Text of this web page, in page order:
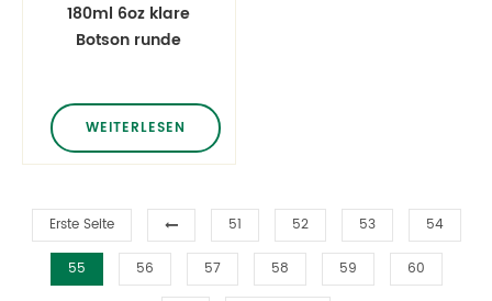
180ml 6oz klare
Botson runde
WEITERLESEN
Erste Seite 51 52 53 54
55 56 57 58 59 60